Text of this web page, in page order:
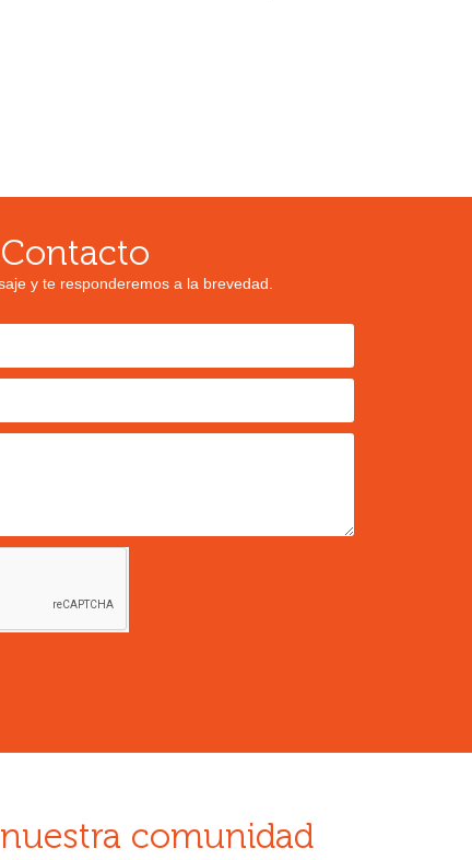
Contacto
y te responderemos a la brevedad.
comunidad